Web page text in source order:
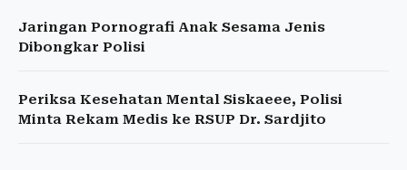
Jaringan Pornografi Anak Sesama Jenis
Dibongkar Polisi
Periksa Kesehatan Mental Siskaeee, Polisi
Minta Rekam Medis ke RSUP Dr. Sardjito